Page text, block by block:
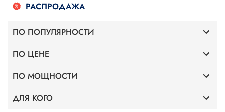
РАСПРОДАЖА
ПО ПОПУЛЯРНОСТИ
Премиум
Тонкие
Для дома
ПО ЦЕНЕ
До 40 000
До 75 000
ПО МОЩНОСТИ
Мощность 2 л.с.
ДЛЯ КОГО